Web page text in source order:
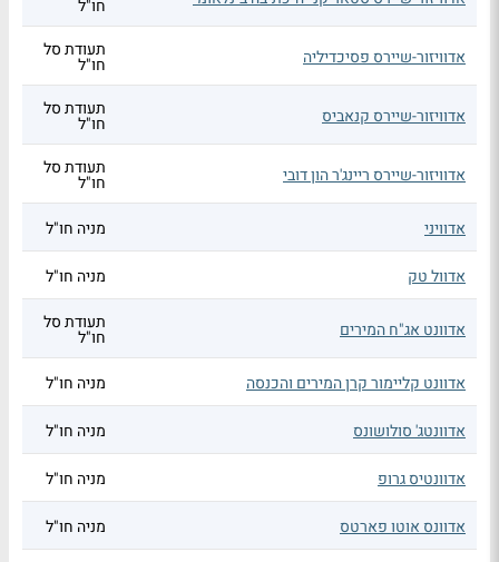
חו"ל
אדוויזור-שיירס פסיכדיליה תעודת סל
חו"ל
אדוויזור-שיירס קנאביס תעודת סל
חו"ל
אדוויזור-שיירס ריינג'ר הון דובי תעודת סל
חו"ל
אדוויני
מניה חו"ל
אדוול טק מניה חו"ל
אדוונט אג"ח המירים תעודת סל
חו"ל
אדוונט קליימור קרן המירים והכנסה
מניה חו"ל
אדוונטג' סולושונס מניה חו"ל
אדוונטיס גרופ מניה חו"ל
אדוונס אוטו פארטס מניה חו"ל